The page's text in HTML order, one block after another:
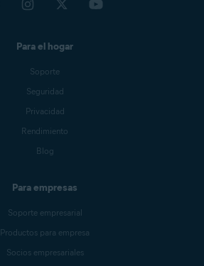
Para el hogar
Soporte
Seguridad
Privacidad
Rendimiento
Blog
Para empresas
Soporte empresarial
Productos para empresa
Socios empresariales